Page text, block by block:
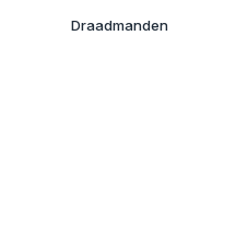
Draadmanden